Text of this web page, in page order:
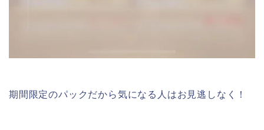
期間限定のパックだから気になる人はお見逃しなく！